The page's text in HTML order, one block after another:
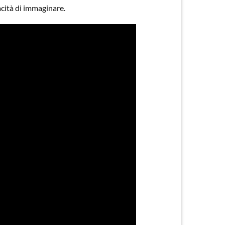
di immaginare.